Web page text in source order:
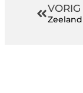
VORIG